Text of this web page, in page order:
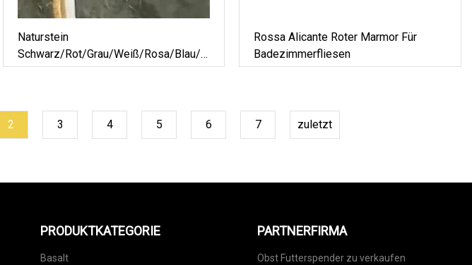
Naturstein
Schwarz/Rot/Grau/Weiß/Rosa/Blau/Braun
Poliert/geflammt
Rossa Alicante Roter Marmor Für
Badezimmerfliesen
2 3 4 5 6 7 zuletzt
PRODUKTKATEGORIE
Basalt
PARTNERFIRMA
Obst Futterspender zu verkaufen